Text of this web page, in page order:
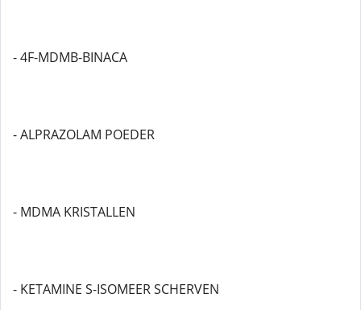
- 4F-MDMB-BINACA
- ALPRAZOLAM POEDER
- MDMA KRISTALLEN
- KETAMINE S-ISOMEER SCHERVEN